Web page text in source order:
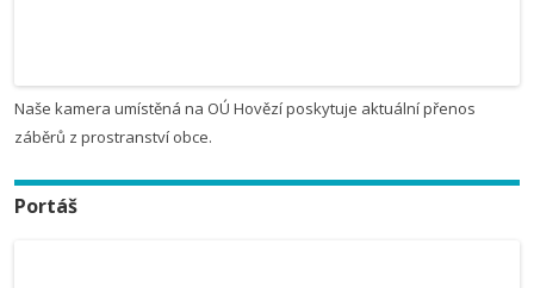
Naše kamera umístěná na OÚ Hovězí poskytuje aktuální přenos
záběrů z prostranství obce.
Portáš